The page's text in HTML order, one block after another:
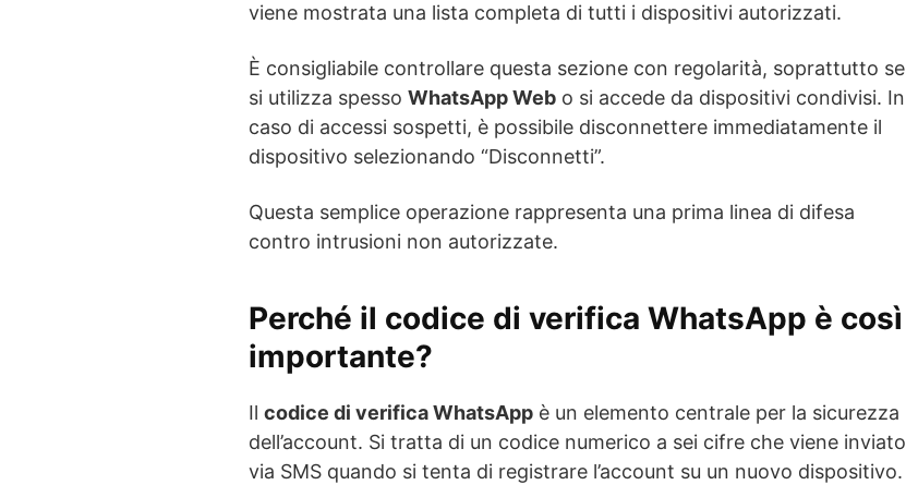
viene mostrata una lista completa di tutti i dispositivi autorizzati.
È consigliabile controllare questa sezione con regolarità, soprattutto se
si utilizza spesso WhatsApp Web o si accede da dispositivi condivisi. In
caso di accessi sospetti, è possibile disconnettere immediatamente il
dispositivo selezionando “Disconnetti”.
Questa semplice operazione rappresenta una prima linea di difesa
contro intrusioni non autorizzate.
Perché il codice di verifica WhatsApp è così
importante?
Il codice di verifica WhatsApp è un elemento centrale per la sicurezza
dell’account. Si tratta di un codice numerico a sei cifre che viene inviato
via SMS quando si tenta di registrare l’account su un nuovo dispositivo.